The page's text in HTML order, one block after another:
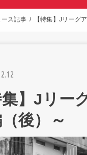
ース記事 【特集】Jリーグ
集】Jリー
後）～